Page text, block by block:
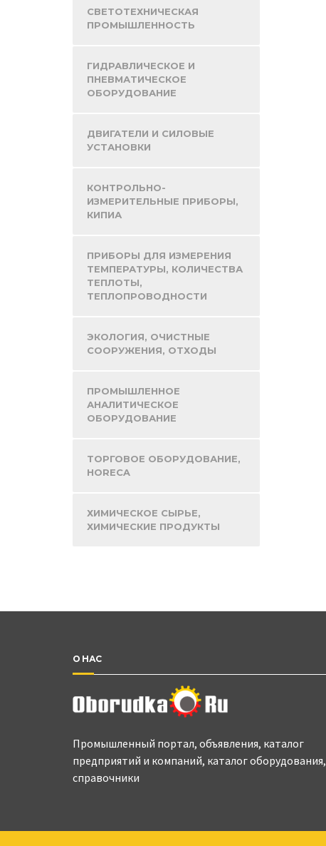
СВЕТОТЕХНИЧЕСКАЯ
ПРОМЫШЛЕННОСТЬ
ГИДРАВЛИЧЕСКОЕ И
ПНЕВМАТИЧЕСКОЕ
ОБОРУДОВАНИЕ
ДВИГАТЕЛИ И СИЛОВЫЕ
УСТАНОВКИ
КОНТРОЛЬНО-
ИЗМЕРИТЕЛЬНЫЕ ПРИБОРЫ,
КИПИА
ПРИБОРЫ ДЛЯ ИЗМЕРЕНИЯ
ТЕМПЕРАТУРЫ, КОЛИЧЕСТВА
ТЕПЛОТЫ,
ТЕПЛОПРОВОДНОСТИ
ЭКОЛОГИЯ, ОЧИСТНЫЕ
СООРУЖЕНИЯ, ОТХОДЫ
ПРОМЫШЛЕННОЕ
АНАЛИТИЧЕСКОЕ
ОБОРУДОВАНИЕ
ТОРГОВОЕ ОБОРУДОВАНИЕ,
HORECA
ХИМИЧЕСКОЕ СЫРЬЕ,
ХИМИЧЕСКИЕ ПРОДУКТЫ
О НАС
Промышленный портал, объявления, каталог
предприятий и компаний, каталог оборудования,
справочники